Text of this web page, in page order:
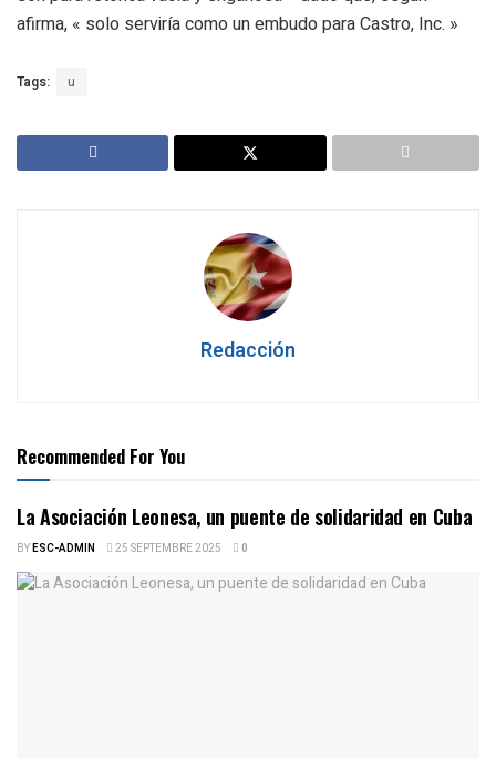
afirma, « solo serviría como un embudo para Castro, Inc. »
Tags: u
Redacción
Recommended For You
La Asociación Leonesa, un puente de solidaridad en Cuba
BYESC-ADMIN 25 SEPTEMBRE 2025 0